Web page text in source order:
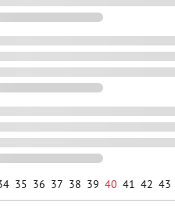
35 36 37 38 39 40 41 42 43